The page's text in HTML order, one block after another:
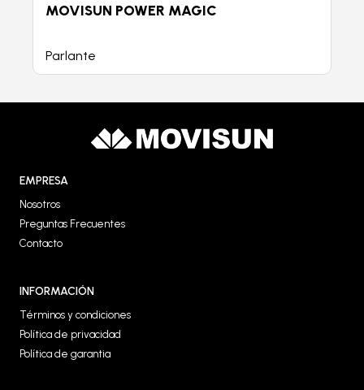
MOVISUN POWER MAGIC
Parlante
EMPRESA
Nosotros
Preguntas Frecuentes
Contacto
INFORMACIÓN
Términos y condiciones
Política de privacidad
Política de garantia